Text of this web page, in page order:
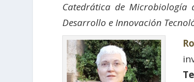
Catedrática de Microbiología
Desarrollo e Innovación